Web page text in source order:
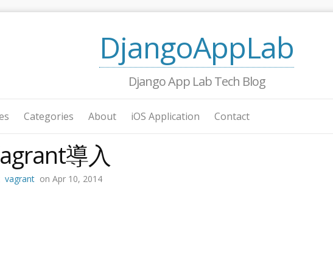
DjangoAppLab
Django App Lab Tech Blog
Categories About iOS Application Contact
導入
vagrant on Apr 10, 2014